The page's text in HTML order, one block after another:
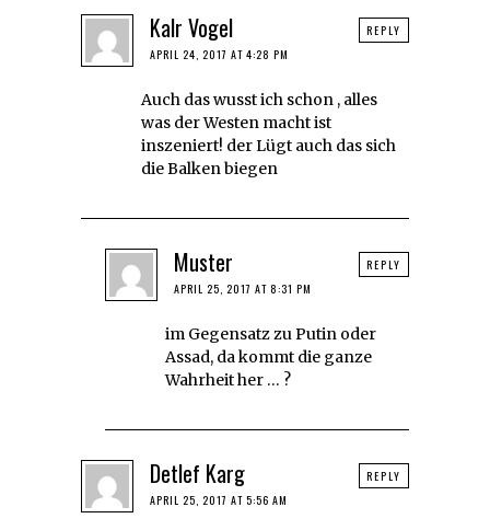
Kalr Vogel
APRIL 24, 2017 AT 4:28 PM
Auch das wusst ich schon , alles
was der Westen macht ist
inszeniert! der Lügt auch das sich
die Balken biegen
REPLY
Muster
APRIL 25, 2017 AT 8:31 PM
im Gegensatz zu Putin oder
Assad, da kommt die ganze
Wahrheit her … ?
REPLY
Detlef Karg
APRIL 25, 2017 AT 5:56 AM
REPLY